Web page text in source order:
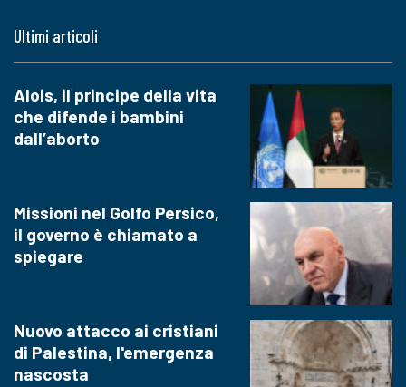
Ultimi articoli
Alois, il principe della vita
che difende i bambini
dall’aborto
Missioni nel Golfo Persico,
il governo è chiamato a
spiegare
Nuovo attacco ai cristiani
di Palestina, l'emergenza
nascosta